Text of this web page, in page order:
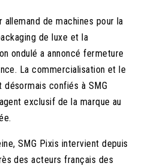
de machines pour la
de luxe et la
ondulé a annoncé fermeture
La commercialisation et le
confiés à SMG
exclusif de la marque au
SMG Pixis intervient depuis
des acteurs français des